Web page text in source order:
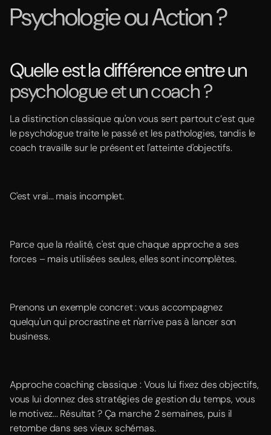
Psychologie ou Action ?
Quelle est la différence entre un
psychologue et un coach ?
La distinction classique qu'on vous sert partout c’est que
le psychologue traite le passé et les pathologies, tandis le
coach travaille sur le présent et l'atteinte d'objectifs.
C'est vrai... mais incomplet.
Parce que la réalité, c'est que chaque approche a ses
forces – mais utilisées seules, elles sont incomplètes.
Prenons un exemple concret : vous accompagnez
quelqu'un qui procrastine et n'arrive pas à lancer son
business.
Approche coaching classique : Vous lui fixez des objectifs,
vous lui donnez des stratégies de gestion du temps, vous
le motivez... Résultat ? Ça marche 2 semaines, puis il
retombe dans ses vieux schémas.